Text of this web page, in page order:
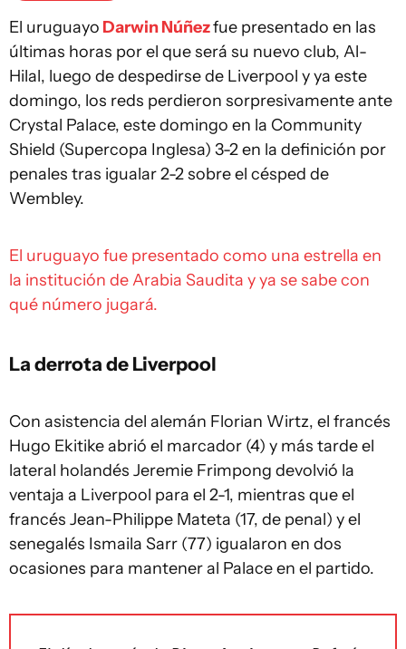
El uruguayo Darwin Núñezfue presentado en las
últimas horas por el que será su nuevo club, Al-
Hilal, luego de despedirse de Liverpool y ya este
domingo, los reds perdieron sorpresivamente ante
Crystal Palace, este domingo en la Community
Shield (Supercopa Inglesa) 3-2 en la definición por
penales tras igualar 2-2 sobre el césped de
Wembley.
El uruguayo fue presentado como una estrella en
la institución de Arabia Saudita y ya se sabe con
qué número jugará.
La derrota de Liverpool
Con asistencia del alemán Florian Wirtz, el francés
Hugo Ekitike abrió el marcador (4) y más tarde el
lateral holandés Jeremie Frimpong devolvió la
ventaja a Liverpool para el 2-1, mientras que el
francés Jean-Philippe Mateta (17, de penal) y el
senegalés Ismaila Sarr (77) igualaron en dos
ocasiones para mantener al Palace en el partido.